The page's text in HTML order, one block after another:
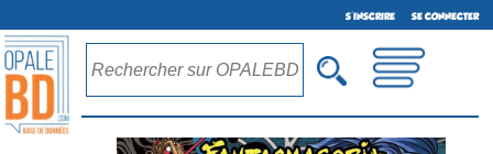
S'INSCRIRE SE CONNECTER